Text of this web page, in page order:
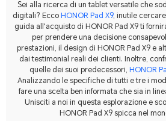
Sei alla ricerca di un tablet versatile che
digitali? Ecco HONOR Pad X9, inutile
guida all'acquisto di HONOR Pad X9 ti
per prendere una decisione
prestazioni, il design di HONOR Pad X9 e
dai testimonial reali dei clienti. Inoltre,
quelle dei suoi predecessori, HONOR
Analizzando le specifiche di tutti e tre i
fare una scelta ben informata che sia in
Unisciti a noi in questa esplorazione e
HONOR Pad X9 spicca nel